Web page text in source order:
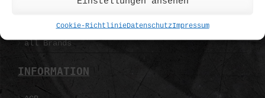
Cookie-RichtlinieDatenschutzImpressum
Zero Tolerance
all Brands
INFORMATION